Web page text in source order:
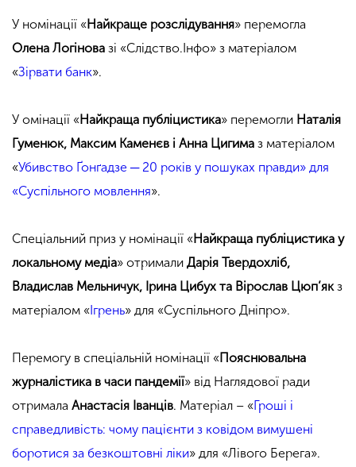
У номінації «Найкраще розслідування» перемогла
Олена Логінова зі «Слідство.Інфо» з матеріалом
«Зірвати банк».
У омінації «Найкраща публіцистика» перемогли Наталія
Гуменюк, Максим Каменєв і Аннa Цигима з матеріалом
«Убивство Ґонґадзе ─ 20 років у пошуках правди» для
«Суспільного мовлення».
Спеціальний приз у номінації «Найкраща публіцистика у
локальному медіа» отримали Дарія Твердохліб,
Владислав Мельничук, Ірина Цибух та Вірослав Цюп’якз
матеріалом «Ігрень» для «Суспільного Дніпро».
Перемогу в спеціальній номінації «Пояснювальна
журналістика в часи пандемії» від Наглядової ради
отримала Анастасія Іванців. Матеріал – «Гроші і
справедливість: чому пацієнти з ковідом вимушені
боротися за безкоштовні ліки» для «Лівого Берега».